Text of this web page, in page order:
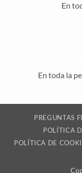
En
En toda la
PREGUNTAS
POLÍTICA
POLÍTICA DE